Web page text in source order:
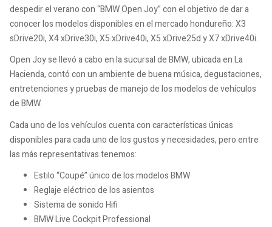
despedir el verano con “BMW Open Joy” con el objetivo de dar a
conocer los modelos disponibles en el mercado hondureño: X3
sDrive20i, X4 xDrive30i, X5 xDrive40i, X5 xDrive25d y X7 xDrive40i.
Open Joy se llevó a cabo en la sucursal de BMW, ubicada en La
Hacienda, contó con un ambiente de buena música, degustaciones,
entretenciones y pruebas de manejo de los modelos de vehículos
de BMW.
Cada uno de los vehículos cuenta con características únicas
disponibles para cada uno de los gustos y necesidades, pero entre
las más representativas tenemos:
Estilo “Coupé” único de los modelos BMW
Reglaje eléctrico de los asientos
Sistema de sonido Hifi
BMW Live Cockpit Professional